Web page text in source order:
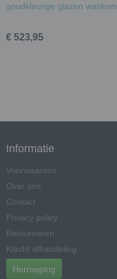
goudkleurige glazen waskom
€ 523,95
Informatie
Voorwaarden
Over ons
Contact
Privacy policy
Retourneren
Klacht afhandeling
Herroeping